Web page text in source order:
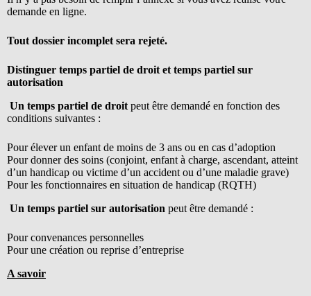
demande en ligne.
Tout dossier incomplet sera rejeté.
Distinguer temps partiel de droit et temps partiel sur
autorisation
Un temps partiel de droit peut être demandé en fonction des
conditions suivantes :
Pour élever un enfant de moins de 3 ans ou en cas d’adoption
Pour donner des soins (conjoint, enfant à charge, ascendant, atteint
d’un handicap ou victime d’un accident ou d’une maladie grave)
Pour les fonctionnaires en situation de handicap (RQTH)
Un temps partiel sur autorisation peut être demandé :
Pour convenances personnelles
Pour une création ou reprise d’entreprise
A savoir